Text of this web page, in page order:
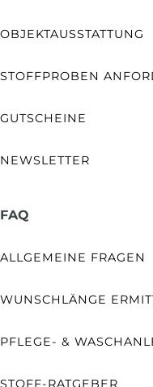
OBJEKTAUSSTATTUNG
STOFFPROBEN
GUTSCHEINE
NEWSLETTER
FAQ
ALLGEMEINE FRAGEN
WUNSCHLÄNGE
PFLEGE- &
STOFF-RATGEBER